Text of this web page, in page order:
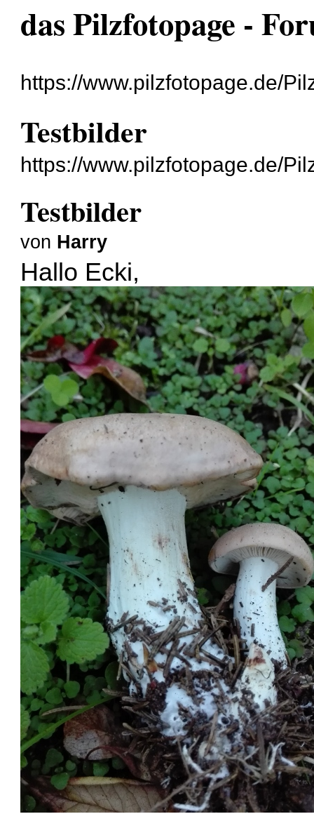
das Pilzfotopage -
https://www.pilzfotopage.de/
Testbilder
https://www.pilzfotopage.de/
Testbilder
von Harry
Hallo Ecki,